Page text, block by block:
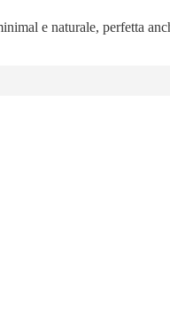
e naturale, perfetta